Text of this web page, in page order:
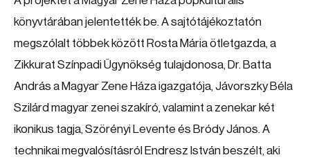
könyvtárában jelentették be. A sajtótájékoztatón
megszólalt többek között Rosta Mária ötletgazda, a
Zikkurat Színpadi Ügynökség tulajdonosa, Dr. Batta
András a Magyar Zene Háza igazgatója, Jávorszky Béla
Szilárd magyar zenei szakíró, valamint a zenekar két
ikonikus tagja, Szörényi Levente és Bródy János. A
technikai megvalósításról Endresz István beszélt, aki